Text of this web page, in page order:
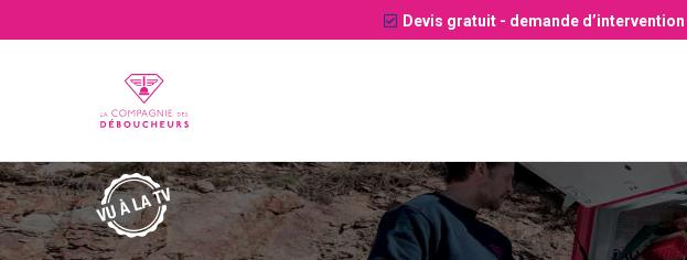
Devis gratuit - demande d’intervention